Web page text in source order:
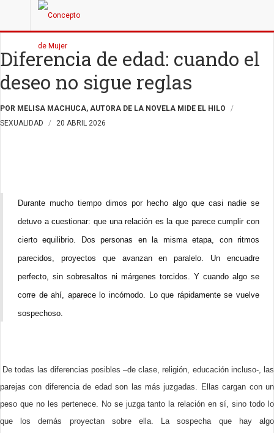
Diferencia de edad: cuando el
deseo no sigue reglas
POR MELISA MACHUCA, AUTORA DE LA NOVELA MIDE EL HILO
SEXUALIDAD
20 ABRIL 2026
Durante mucho tiempo dimos por hecho algo que casi nadie se
detuvo a cuestionar: que una relación es la que parece cumplir con
cierto equilibrio. Dos personas en la misma etapa, con ritmos
parecidos, proyectos que avanzan en paralelo. Un encuadre
perfecto, sin sobresaltos ni márgenes torcidos. Y cuando algo se
corre de ahí, aparece lo incómodo. Lo que rápidamente se vuelve
sospechoso.
De todas las diferencias posibles –de clase, religión, educación incluso-, las
parejas con diferencia de edad son las más juzgadas. Ellas cargan con un
peso que no les pertenece. No se juzga tanto la relación en sí, sino todo lo
que los demás proyectan sobre ella. La sospecha que hay algo